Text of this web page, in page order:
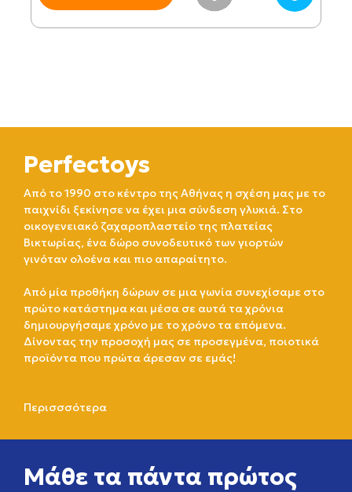
Perfectoys
Από το 1990 στο κέντρο της Αθήνας η σχέση μας με το
παιχνίδι ξεκίνησε να έχει μια σύνδεση γλυκιά. Στο
οικογενειακό ζαχαροπλαστείο της πλατείας
Βικτωρίας, ένα δώρο συνοδευτικό των γιορτών
γινόταν ολοένα και πιο απαραίτητο.
Από μία προθήκη δώρων σε μια γωνία συνεχίσαμε στο
πρώτο κατάστημα και μέσα σε αυτά τα χρόνια
δημιουργήσαμε χρόνο με το χρόνο τα επόμενα.
Δίνοντας την προσοχή μας σε προσεγμένα, ποιοτικά
προϊόντα που πρώτα άρεσαν σε εμάς!
Περισσσότερα
Μάθε τα πάντα πρώτος